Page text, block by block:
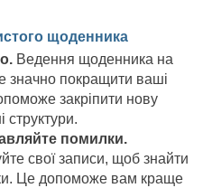
щоденника
Ведення щоденника на
значно покращити ваші
закріпити нову
структури.
помилки.
свої записи, щоб знайти
Це допоможе вам краще